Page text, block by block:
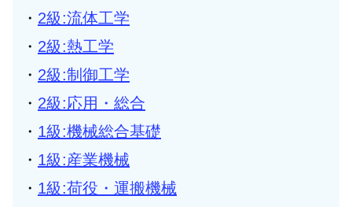
・ 2級:流体工学
・ 2級:熱工学
・ 2級:制御工学
・ 2級:応用・総合
・ 1級:機械総合基礎
・ 1級:産業機械
・ 1級:荷役・運搬機械